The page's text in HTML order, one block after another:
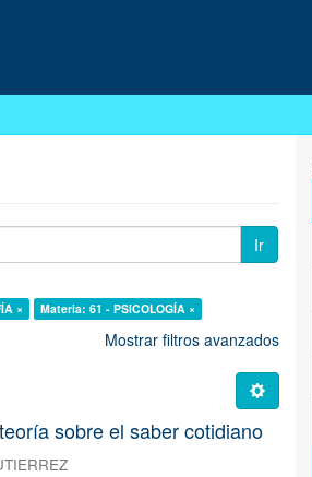
Ir
× Materia: 61 - PSICOLOGÍA ×
Mostrar filtros avanzados
sobre el saber cotidiano